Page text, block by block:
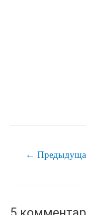
Навигация
←